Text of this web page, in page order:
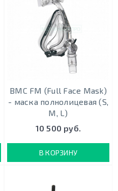
BMC FM (Full Face Mask)
- маска полнолицевая (S,
M, L)
10 500 руб.
В КОРЗИНУ